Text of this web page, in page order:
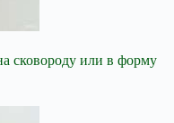
сковороду или в форму